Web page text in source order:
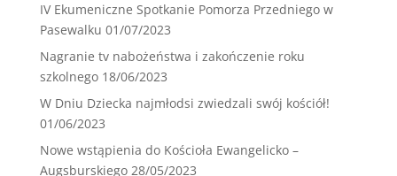
IV Ekumeniczne Spotkanie Pomorza Przedniego w
Pasewalku 01/07/2023
Nagranie tv nabożeństwa i zakończenie roku
szkolnego 18/06/2023
W Dniu Dziecka najmłodsi zwiedzali swój kościół!
01/06/2023
Nowe wstąpienia do Kościoła Ewangelicko –
Augsburskiego 28/05/2023